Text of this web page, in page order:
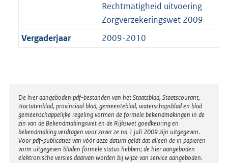
Rechtmatigheid uitvoering
Zorgverzekeringswet 2009
Vergaderjaar
2009-2010
Disclaimer
De hier aangeboden pdf-bestanden van het Staatsblad, Staatscourant,
Tractatenblad, provinciaal blad, gemeenteblad, waterschapsblad en blad
gemeenschappelijke regeling vormen de formele bekendmakingen in de
zin van de Bekendmakingswet en de Rijkswet goedkeuring en
bekendmaking verdragen voor zover ze na 1 juli 2009 zijn uitgegeven.
Voor pdf-publicaties van vóór deze datum geldt dat alleen de in papieren
vorm uitgegeven bladen formele status hebben; de hier aangeboden
elektronische versies daarvan worden bij wijze van service aangeboden.